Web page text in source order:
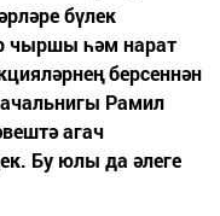
бүлек
чыршы һәм нарат
берсеннән
Рамил
агач
Бу юлы да әлеге